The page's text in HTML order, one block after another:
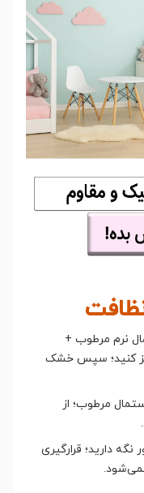
نرم مرطوب +
کنید؛ سپس خشک
مرطوب؛ از
نگه دارید؛ قرارگیری